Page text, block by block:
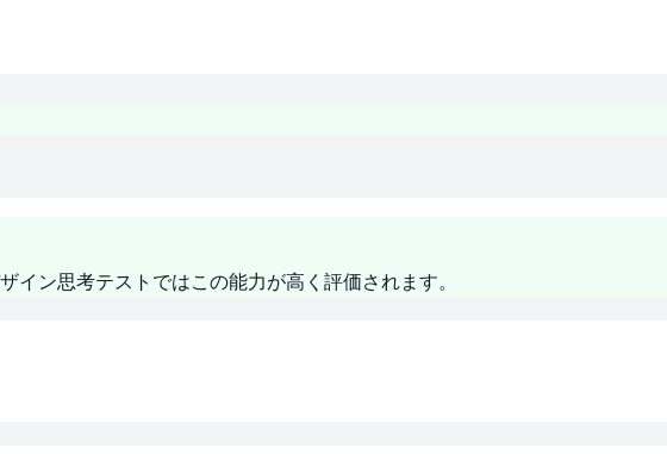
ン思考テストではこの能力が高く評価されます。